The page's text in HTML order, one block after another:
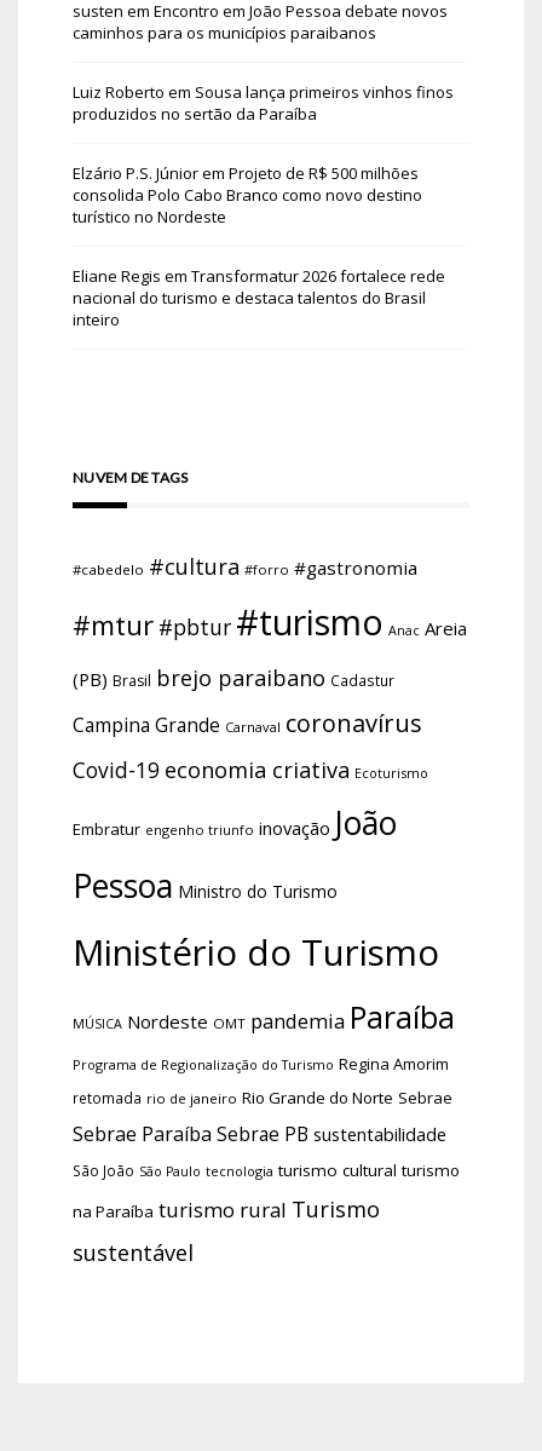
susten em Encontro em João Pessoa debate novos
caminhos para os municípios paraibanos
Luiz Roberto em Sousa lança primeiros vinhos finos
produzidos no sertão da Paraíba
Elzário P.S. Júniorem Projeto de R$ 500 milhões
consolida Polo Cabo Branco como novo destino
turístico no Nordeste
Eliane Regis em Transformatur 2026 fortalece rede
nacional do turismo e destaca talentos do Brasil
inteiro
NUVEM DE TAGS
#cabedelo #cultura #forro #gastronomia
#mtur #pbtur #turismo Anac Areia
(PB) Brasil brejo paraibano Cadastur
Campina Grande Carnaval coronavírus
Covid-19 economia criativa Ecoturismo
Embratur engenho triunfo inovação João
Pessoa Ministro do Turismo
Ministério do Turismo
MÚSICA Nordeste OMT pandemia Paraíba
Programa de Regionalização do Turismo Regina Amorim
retomada rio de janeiro Rio Grande do Norte Sebrae
Sebrae Paraíba Sebrae PB sustentabilidade
São João São Paulo tecnologia turismo cultural turismo
na Paraíba turismo rural Turismo
sustentável